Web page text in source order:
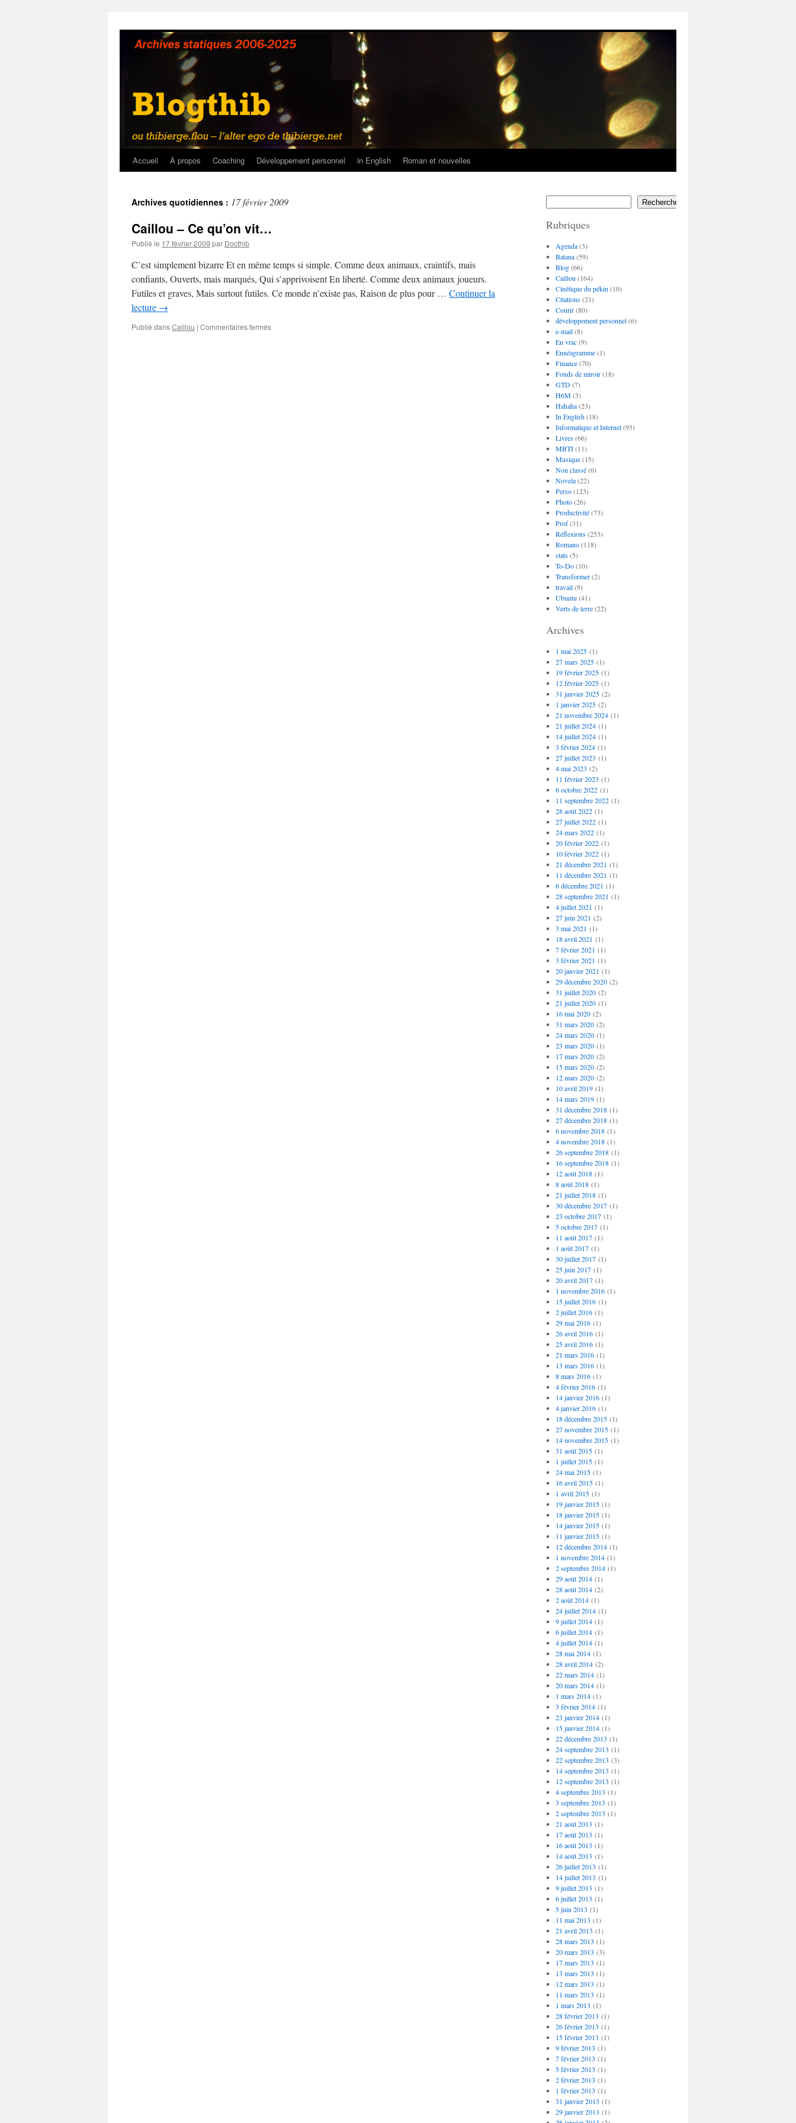
contenu
Accueil À propos Coaching Développement personnel in English Roman et nouvelles
Archives quotidiennes : 17 février 2009
Caillou – Ce qu’on vit…
Publié le 17 février 2009 par Docthib
C’est simplement bizarre Et en même temps si simple. Comme deux animaux, craintifs, mais
confiants, Ouverts, mais marqués, Qui s’apprivoisent En liberté. Comme deux animaux joueurs.
Futiles et graves, Mais surtout futiles. Ce monde n’existe pas, Raison de plus pour … Continuer la
lecture →
Publié dansCaillou | Commentaires ferméssur
Rechercher
Rubriques
Agenda(3)
Batana(59)
Blog(66)
Caillou (164)
Cinétique du pékin (10)
Citations(21)
Courir(80)
développement personnel(6)
e-mail(8)
En vrac(9)
Ennéagramme(1)
Finance(70)
Fonds de miroir(18)
GTD(7)
H6M(3)
Hahaha(23)
In English(18)
Informatique et Internet(95)
Livres(66)
MBTI(11)
Musique(15)
Non classé(6)
Novela(22)
Perso(123)
Photo(26)
Productivité(73)
Prof(31)
Réflexions(253)
Romano(118)
stats(5)
To-Do(10)
Transformer(2)
travail(9)
Ubuntu (41)
Verts de terre(22)
Archives
1 mai 2025(1)
27 mars 2025(1)
19 février 2025(1)
12 février 2025(1)
31 janvier 2025(2)
1 janvier 2025(2)
21 novembre 2024(1)
21 juillet 2024(1)
14 juillet 2024(1)
3 février 2024(1)
27 juillet 2023 (1)
4 mai 2023 (2)
11 février 2023 (1)
6 octobre 2022(1)
11 septembre 2022(1)
28 août 2022(1)
27 juillet 2022(1)
24 mars 2022(1)
20 février 2022(1)
10 février 2022(1)
21 décembre 2021 (1)
11 décembre 2021 (1)
6 décembre 2021 (1)
28 septembre 2021 (1)
4 juillet 2021 (1)
27 juin 2021 (2)
3 mai 2021 (1)
18 avril 2021 (1)
7 février 2021 (1)
3 février 2021 (1)
20 janvier 2021 (1)
29 décembre 2020(2)
31 juillet 2020(2)
21 juillet 2020(1)
16 mai 2020(2)
31 mars 2020(2)
24 mars 2020(1)
23 mars 2020(1)
17 mars 2020(2)
15 mars 2020(2)
12 mars 2020(2)
10 avril 2019(1)
14 mars 2019(1)
31 décembre 2018(1)
27 décembre 2018(1)
6 novembre 2018(1)
4 novembre 2018(1)
26 septembre 2018(1)
16 septembre 2018(1)
12 août 2018(1)
8 août 2018(1)
21 juillet 2018(1)
30 décembre 2017(1)
23 octobre 2017(1)
5 octobre 2017(1)
11 août 2017(1)
1 août 2017(1)
30 juillet 2017(1)
25 juin 2017(1)
20 avril 2017(1)
1 novembre 2016(1)
15 juillet 2016(1)
2 juillet 2016(1)
29 mai 2016(1)
26 avril 2016(1)
25 avril 2016(1)
21 mars 2016(1)
13 mars 2016(1)
8 mars 2016(1)
4 février 2016(1)
14 janvier 2016(1)
4 janvier 2016(1)
18 décembre 2015(1)
27 novembre 2015(1)
14 novembre 2015(1)
31 août 2015(1)
1 juillet 2015(1)
24 mai 2015(1)
16 avril 2015(1)
1 avril 2015(1)
19 janvier 2015(1)
18 janvier 2015(1)
14 janvier 2015(1)
11 janvier 2015(1)
12 décembre 2014(1)
1 novembre 2014(1)
2 septembre 2014(1)
29 août 2014(1)
28 août 2014(2)
2 août 2014(1)
24 juillet 2014(1)
9 juillet 2014(1)
6 juillet 2014(1)
4 juillet 2014(1)
28 mai 2014(1)
28 avril 2014(2)
22 mars 2014(1)
20 mars 2014(1)
1 mars 2014(1)
3 février 2014(1)
23 janvier 2014(1)
15 janvier 2014(1)
22 décembre 2013 (1)
24 septembre 2013 (1)
22 septembre 2013 (3)
14 septembre 2013 (1)
12 septembre 2013 (1)
4 septembre 2013 (1)
3 septembre 2013 (1)
2 septembre 2013 (1)
21 août 2013 (1)
17 août 2013 (1)
16 août 2013 (1)
14 août 2013 (1)
26 juillet 2013 (1)
14 juillet 2013 (1)
9 juillet 2013 (1)
6 juillet 2013 (1)
5 juin 2013 (1)
11 mai 2013 (1)
21 avril 2013 (1)
28 mars 2013 (1)
20 mars 2013 (3)
17 mars 2013 (1)
13 mars 2013 (1)
12 mars 2013 (1)
11 mars 2013 (1)
1 mars 2013 (1)
28 février 2013 (1)
26 février 2013 (1)
15 février 2013 (1)
9 février 2013 (1)
7 février 2013 (1)
5 février 2013 (1)
2 février 2013 (1)
1 février 2013 (1)
31 janvier 2013 (1)
29 janvier 2013 (1)